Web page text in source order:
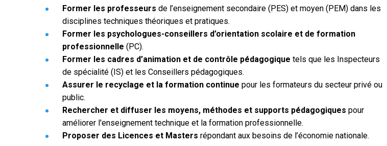
• Former les professeurs de l’enseignement secondaire (PES) et moyen (PEM) dans les
disciplines techniques théoriques et pratiques.
•
Former les psychologues-conseillers d’orientation scolaire et de formation
professionnelle (PC).
• Former les cadres d’animation et de contrôle pédagogique tels que les Inspecteurs
de spécialité (IS) et les Conseillers pédagogiques.
• Assurer le recyclage et la formation continue pour les formateurs du secteur privé ou
public.
• Rechercher et diffuser les moyens, méthodes et supports pédagogiques pour
améliorer l'enseignement technique et la formation professionnelle.
• Proposer des Licences et Masters répondant aux besoins de l’économie nationale.